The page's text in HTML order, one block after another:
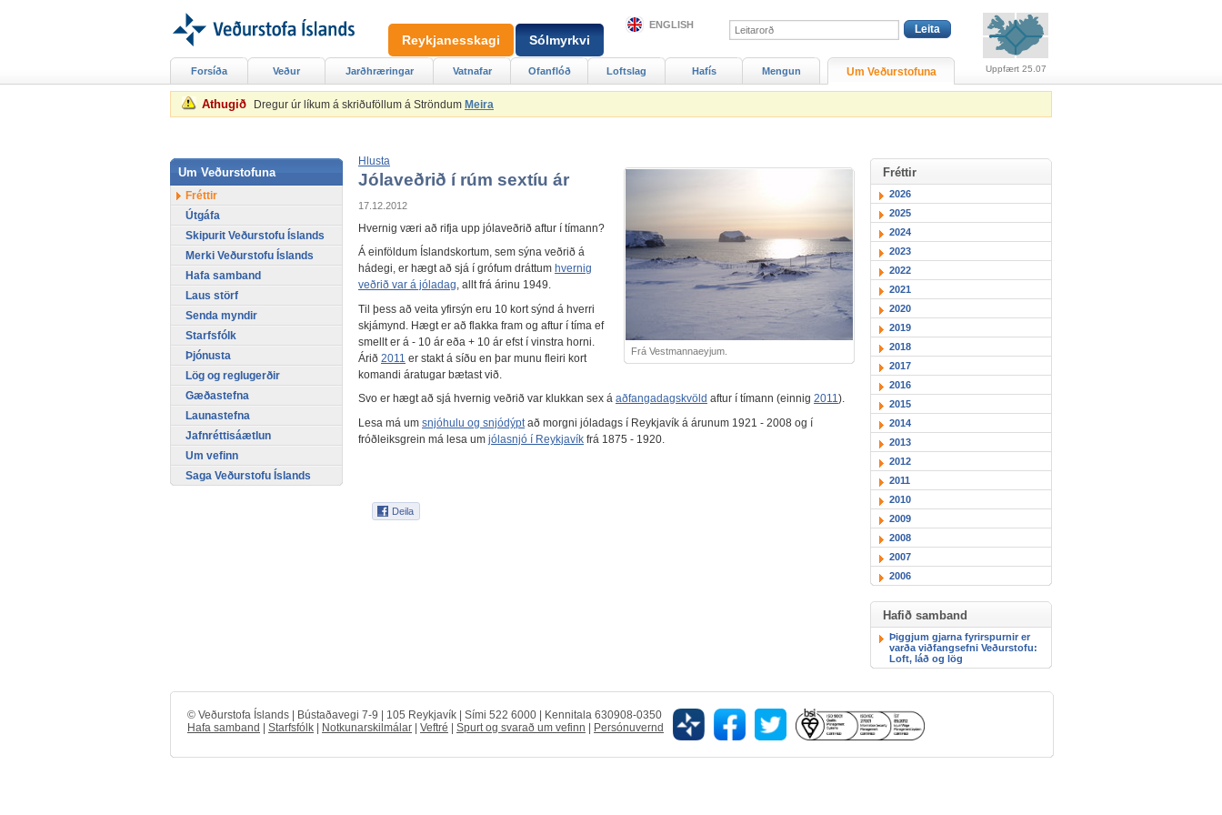
Athugið Dregur úr líkum á skriðuföllum á Ströndum Meira
Hlusta
Frá Vestmannaeyjum.
Jólaveðrið í rúm sextíu ár
17.12.2012
Hvernig væri að rifja upp jólaveðrið aftur í tímann?
Á einföldum Íslandskortum, sem sýna veðrið á
hádegi, er hægt að sjá í grófum dráttum hvernig
veðrið var á jóladag, allt frá árinu 1949.
Til þess að veita yfirsýn eru 10 kort sýnd á hverri
skjámynd. Hægt er að flakka fram og aftur í tíma ef
smellt er á - 10 ár eða + 10 ár efst í vinstra horni.
Árið 2011 er stakt á síðu en þar munu fleiri kort
komandi áratugar bætast við.
Svo er hægt að sjá hvernig veðrið var klukkan sex á aðfangadagskvöld aftur í tímann (einnig 2011).
Lesa má um snjóhulu og snjódýpt að morgni jóladags í Reykjavík á árunum 1921 - 2008 og í
fróðleiksgrein má lesa um jólasnjó í Reykjavík frá 1875 - 1920.
Fréttir
2026
2025
2024
2023
2022
2021
2020
2019
2018
2017
2016
2015
2014
2013
2012
2011
2010
2009
2008
2007
2006
Hafið samband
Þiggjum gjarna fyrirspurnir er
varða viðfangsefni Veðurstofu:
Loft, láð og lög
Forsíða Veður Jarðhræringar Vatnafar Ofanflóð Loftslag Hafís Mengun Um Veðurstofuna
Um Veðurstofuna
Fréttir
Útgáfa
Skipurit Veðurstofu Íslands
Merki Veðurstofu Íslands
Hafa samband
Laus störf
Senda myndir
Starfsfólk
Þjónusta
Lög og reglugerðir
Gæðastefna
Launastefna
Jafnréttisáætlun
Um vefinn
Saga Veðurstofu Íslands
Uppfært 25.07
Reykjanesskagi Sólmyrkvi
ENGLISH
© Veðurstofa Íslands | Bústaðavegi 7-9 | 105 Reykjavík | Sími 522 6000 | Kennitala 630908-0350
Hafa samband | Starfsfólk | Notkunarskilmálar | Veftré | Spurt og svarað um vefinn | Persónuvernd